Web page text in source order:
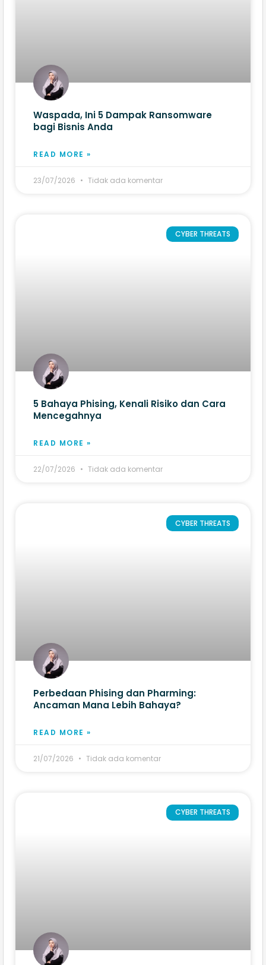
Waspada, Ini 5 Dampak Ransomware
bagi Bisnis Anda
READ MORE »
23/07/2026 Tidak ada komentar
CYBER THREATS
5 Bahaya Phising, Kenali Risiko dan Cara
Mencegahnya
READ MORE »
22/07/2026 Tidak ada komentar
CYBER THREATS
Perbedaan Phising dan Pharming:
Ancaman Mana Lebih Bahaya?
READ MORE »
21/07/2026 Tidak ada komentar
CYBER THREATS